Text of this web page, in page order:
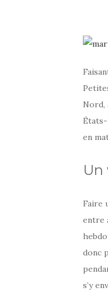
Nord,
en
Un
Faire
entre
donc
s’y